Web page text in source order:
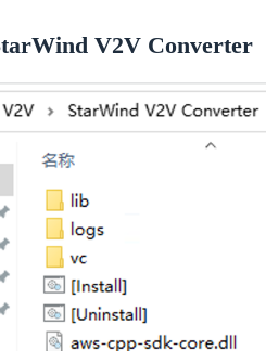
评论
e
V2V Converter